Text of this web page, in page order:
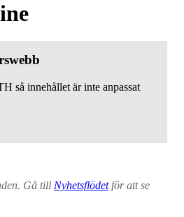
så innehållet är inte anpassat
Gå till Nyhetsflödetför att se